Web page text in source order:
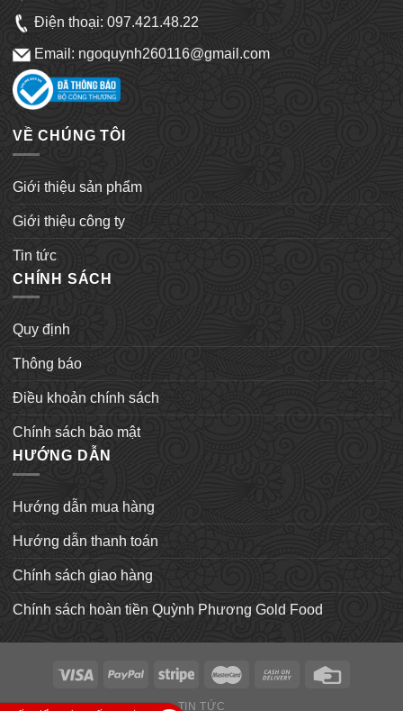
Điện thoại: 097.421.48.22
Email: ngoquynh260116@gmail.com
VỀ CHÚNG TÔI
Giới thiệu sản phẩm
Giới thiệu công ty
Tin tức
CHÍNH SÁCH
Quy định
Thông báo
Điều khoản chính sách
Chính sách bảo mật
HƯỚNG DẪN
Hướng dẫn mua hàng
Hướng dẫn thanh toán
Chính sách giao hàng
Chính sách hoàn tiền Quỳnh Phương Gold Food
TIN TỨC